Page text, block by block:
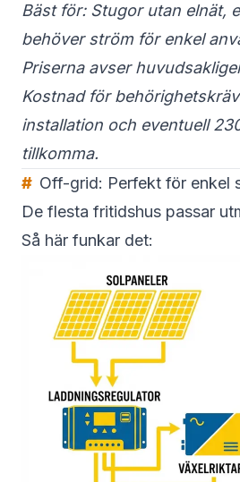
Bäst för: Stugor utan elnät,
behöver ström för enkel
Priserna avser
Kostnad för
installation och eventuell
tillkomma.
Off-grid: Perfekt för enkel
De flesta fritidshus passar
Så här funkar det: